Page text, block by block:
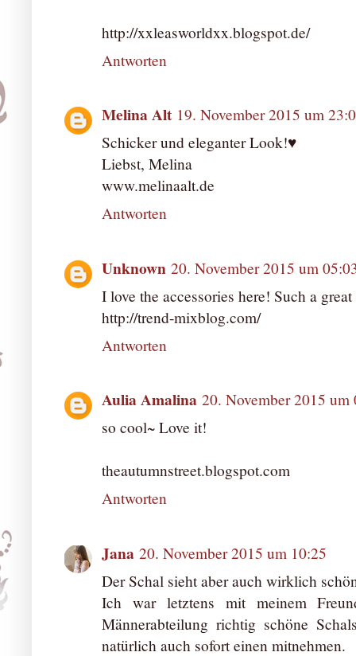
http://xxleasworldxx.blogspot.de/
Antworten
Melina Alt 19. November 2015 um
Schicker und eleganter Look!♥
Liebst, Melina
www.melinaalt.de
Antworten
Unknown 20. November 2015 um
I love the accessories here! Such a
http://trend-mixblog.com/
Antworten
Aulia Amalina 20. November 2015 um
so cool~ Love it!
theautumnstreet.blogspot.com
Antworten
Jana 20. November 2015 um 10:25
Der Schal sieht aber auch wirklich
Ich war letztens mit meinem
Männerabteilung richtig schöne
natürlich auch sofort einen mitnehmen.